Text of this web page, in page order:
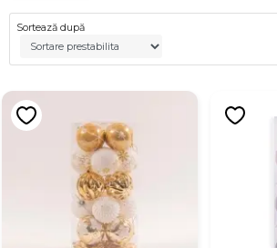
Sortează după